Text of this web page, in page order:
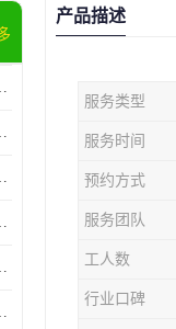
钝化公司
化处理公司
钝化公司
钝化公司
水处理公司
换热器公司
产品描述
服务类型
服务时间
预约方式
服务团队
工人数
行业口碑